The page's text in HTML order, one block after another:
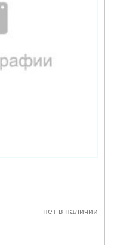
нет в наличии